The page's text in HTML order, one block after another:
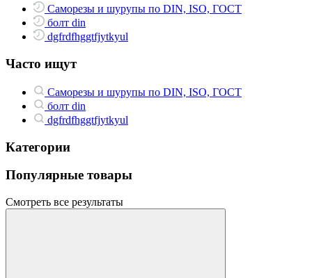
Саморезы и шурупы по DIN, ISO, ГОСТ
болт din
dgfrdfhggtfjytkyul
Часто ищут
Саморезы и шурупы по DIN, ISO, ГОСТ
болт din
dgfrdfhggtfjytkyul
Категории
Популярные товары
Смотреть все результаты